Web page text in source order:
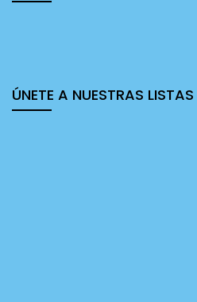
ÚNETE A NUESTRAS